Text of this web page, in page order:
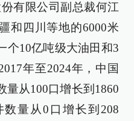
有限公司副总裁何江
和四川等地的6000米
个10亿吨级大油田和3
年至2024年，中国
量从100口增长到1860
数量从0口增长到208